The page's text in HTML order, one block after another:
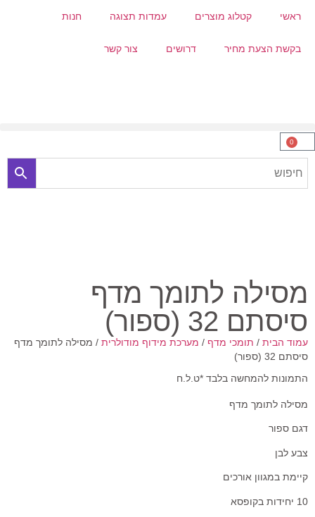
ראשי קטלוג מוצרים עמדות תצוגה חנות
בקשת הצעת מחיר דרושים צור קשר
0
מסילה לתומך מדף
סיסתם 32 (ספור)
עמוד הבית/ תומכי מדף/ מערכת מידוף מודולרית/ מסילה לתומך מדף
סיסתם 32 (ספור)
התמונות להמחשה בלבד *ט.ל.ח
מסילה לתומך מדף
דגם ספור
צבע לבן
קיימת במגוון אורכים
10 יחידות בקופסא